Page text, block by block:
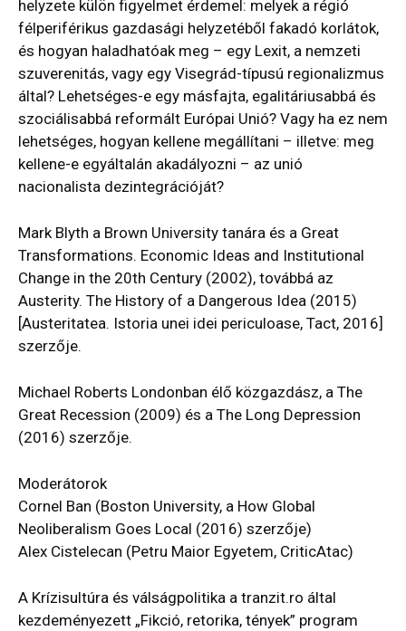
helyzete külön figyelmet érdemel: melyek a régió
félperiférikus gazdasági helyzetéből fakadó korlátok,
és hogyan haladhatóak meg – egy Lexit, a nemzeti
szuverenitás, vagy egy Visegrád-típusú regionalizmus
által? Lehetséges-e egy másfajta, egalitáriusabbá és
szociálisabbá reformált Európai Unió? Vagy ha ez nem
lehetséges, hogyan kellene megállítani – illetve: meg
kellene-e egyáltalán akadályozni – az unió
nacionalista dezintegrációját?
Mark Blyth a Brown University tanára és a Great
Transformations. Economic Ideas and Institutional
Change in the 20th Century (2002), továbbá az
Austerity. The History of a Dangerous Idea (2015)
[Austeritatea. Istoria unei idei periculoase, Tact, 2016]
szerzője.
Michael Roberts Londonban élő közgazdász, a The
Great Recession (2009) és a The Long Depression
(2016) szerzője.
Moderátorok
Cornel Ban (Boston University, a How Global
Neoliberalism Goes Local (2016) szerzője)
Alex Cistelecan (Petru Maior Egyetem, CriticAtac)
A Krízisultúra és válságpolitika a tranzit.ro által
kezdeményezett „Fikció, retorika, tények” program